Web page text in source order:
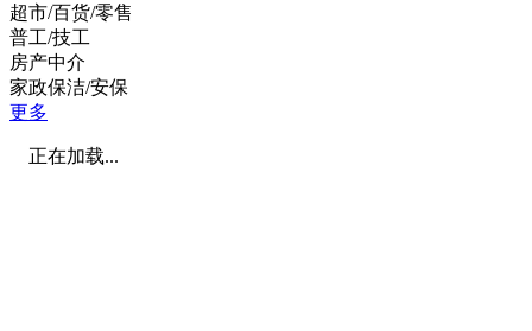
超市/百货/零售
普工/技工
房产中介
家政保洁/安保
更多
正在加载...